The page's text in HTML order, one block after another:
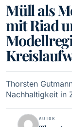
Müll als
mit Riad
Thorsten
Nachhaltigkeit in
AUTOR